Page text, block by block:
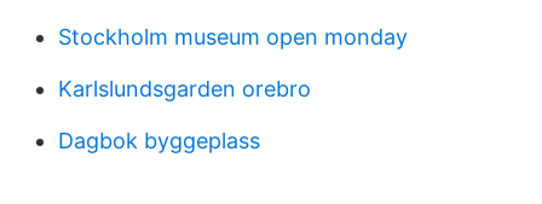
Stockholm museum open monday
Karlslundsgarden orebro
Dagbok byggeplass